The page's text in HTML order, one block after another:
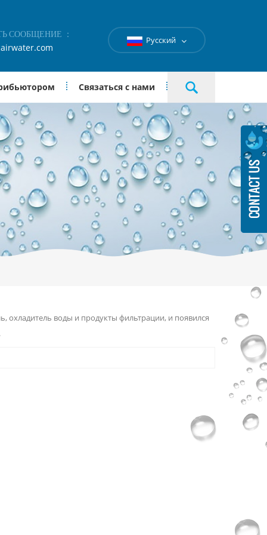
СООБЩЕНИЕ ：
Русский
Связаться с нами
воды и продукты фильтрации, и появился